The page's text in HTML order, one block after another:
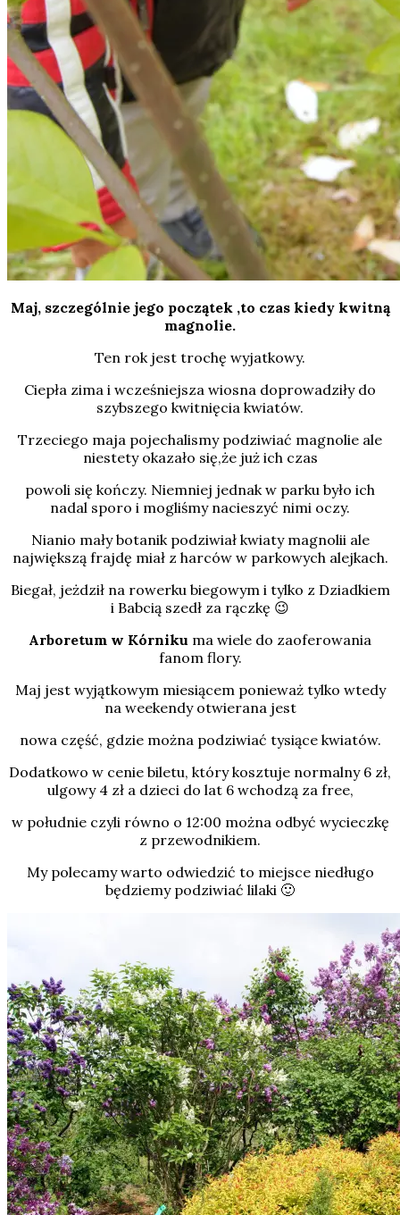
Maj, szczególnie jego początek ,to czas kiedy kwitną
magnolie.
Ten rok jest trochę wyjatkowy.
Ciepła zima i wcześniejsza wiosna doprowadziły do
szybszego kwitnięcia kwiatów.
Trzeciego maja pojechalismy podziwiać magnolie ale
niestety okazało się,że już ich czas
powoli się kończy. Niemniej jednak w parku było ich
nadal sporo i mogliśmy nacieszyć nimi oczy.
Nianio mały botanik podziwiał kwiaty magnolii ale
największą frajdę miał z harców w parkowych alejkach.
Biegał, jeżdził na rowerku biegowym i tylko z Dziadkiem
i Babcią szedł za rączkę 😉
Arboretum w Kórniku ma wiele do zaoferowania
fanom flory.
Maj jest wyjątkowym miesiącem ponieważ tylko wtedy
na weekendy otwierana jest
nowa część, gdzie można podziwiać tysiące kwiatów.
Dodatkowo w cenie biletu, który kosztuje normalny 6 zł,
ulgowy 4 zł a dzieci do lat 6 wchodzą za free,
w południe czyli równo o 12:00 można odbyć wycieczkę
z przewodnikiem.
My polecamy warto odwiedzić to miejsce niedługo
będziemy podziwiać lilaki 🙂